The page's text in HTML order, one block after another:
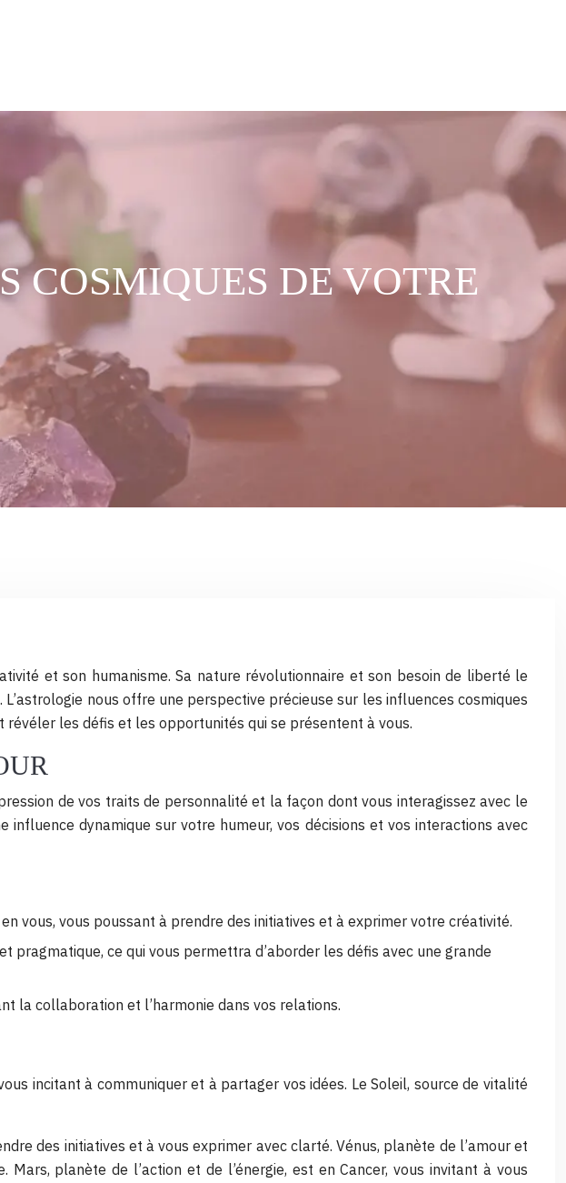
COSMIQUES DE VOTRE
et son humanisme. Sa nature révolutionnaire et son besoin de liberté le
nous offre une perspective précieuse sur les influences cosmiques
les défis et les opportunités qui se présentent à vous.
de vos traits de personnalité et la façon dont vous interagissez avec le
dynamique sur votre humeur, vos décisions et vos interactions avec
vous, vous poussant à prendre des initiatives et à exprimer votre créativité.
ce qui vous permettra d’aborder les défis avec une grande
la collaboration et l’harmonie dans vos relations.
incitant à communiquer et à partager vos idées. Le Soleil, source de vitalité
des initiatives et à vous exprimer avec clarté. Vénus, planète de l’amour et
planète de l’action et de l’énergie, est en Cancer, vous invitant à vous